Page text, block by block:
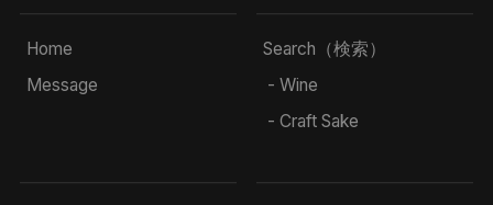
Home
Message
Search（検索）
- Wine
- Craft Sake